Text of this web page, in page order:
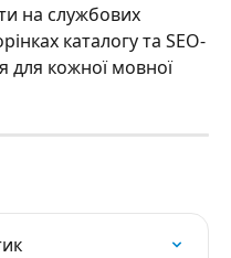
на службових
каталогу та SEO-
кожної мовної